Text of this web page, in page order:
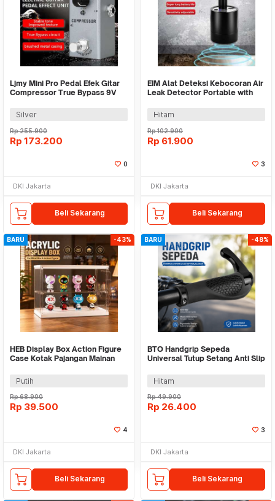
Ljmy Mini Pro Pedal Efek Gitar
Compressor True Bypass 9V
Silver
Rp255.900
Rp 173.200
0
DKI Jakarta
Beli Sekarang
EIM Alat Deteksi Kebocoran Air
Leak Detector Portable with
Hitam
Rp102.900
Rp 61.900
3
DKI Jakarta
Beli Sekarang
BARU -43%
HEB Display Box Action Figure
Case Kotak Pajangan Mainan
Putih
Rp68.900
Rp 39.500
4
DKI Jakarta
Beli Sekarang
BARU -48%
BTO Handgrip Sepeda
Universal Tutup Setang Anti Slip
Hitam
Rp49.900
Rp 26.400
3
DKI Jakarta
Beli Sekarang